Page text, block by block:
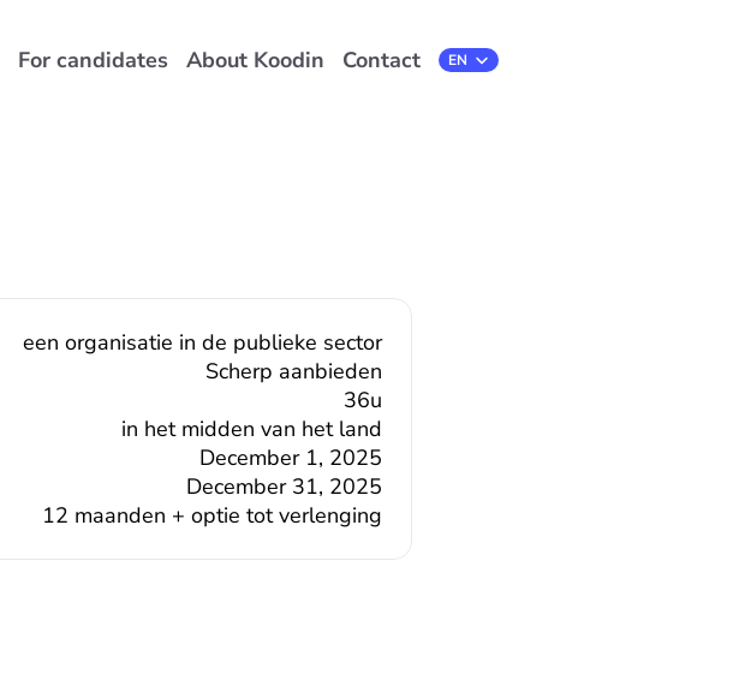
For candidates About Koodin Contact Select Language
EN
December 1, 2025
December 31, 2025
12 maanden + optie tot verlenging
een organisatie in de publieke sector
Scherp aanbieden
36u
in het midden van het land